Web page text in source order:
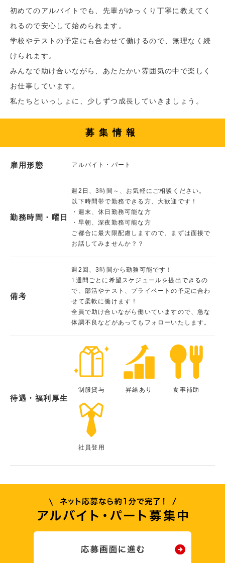
初めてのアルバイトでも、先輩がゆっくり丁寧に教えてく
れるので安心して始められます。
学校やテストの予定にも合わせて働けるので、無理なく続
けられます。
みんなで助け合いながら、あたたかい雰囲気の中で楽しく
お仕事しています。
私たちといっしょに、少しずつ成長していきましょう。
募集情報
雇用形態 アルバイト・パート
勤務時間・曜日
週2日、3時間～、お気軽にご相談ください。
以下時間帯で勤務できる方、大歓迎です！
・週末、休日勤務可能な方
・早朝、深夜勤務可能な方
ご都合に最大限配慮しますので、まずは面接で
お話してみませんか？？
備考
週2回、3時間から勤務可能です！
1週間ごとに希望スケジュールを提出できるの
で、部活やテスト、プライベートの予定に合わ
せて柔軟に働けます！
全員で助け合いながら働いていますので、急な
体調不良などがあってもフォローいたします。
待遇・福利厚生
制服貸与 昇給あり 食事補助
社員登用